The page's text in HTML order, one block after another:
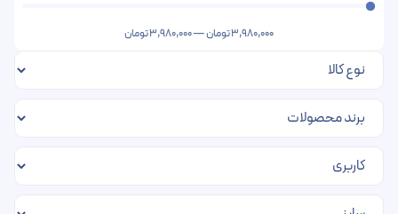
3,980,000تومان—
3,980,000تومان